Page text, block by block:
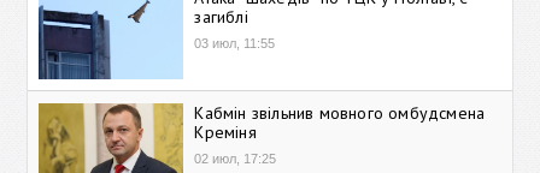
загиблі
03 июл, 11:55
Кабмін звільнив мовного омбудсмена
Креміня
02 июл, 17:25